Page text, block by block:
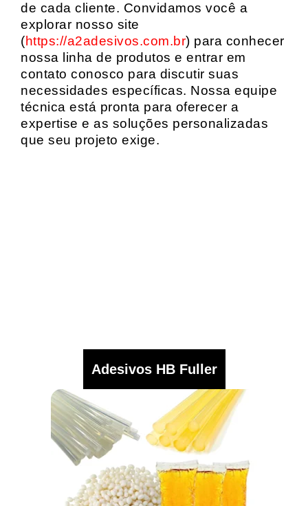
de cada cliente. Convidamos você a
explorar nosso site
(https://a2adesivos.com.br) para conhecer
nossa linha de produtos e entrar em
contato conosco para discutir suas
necessidades específicas. Nossa equipe
técnica está pronta para oferecer a
expertise e as soluções personalizadas
que seu projeto exige.
Adesivos HB Fuller